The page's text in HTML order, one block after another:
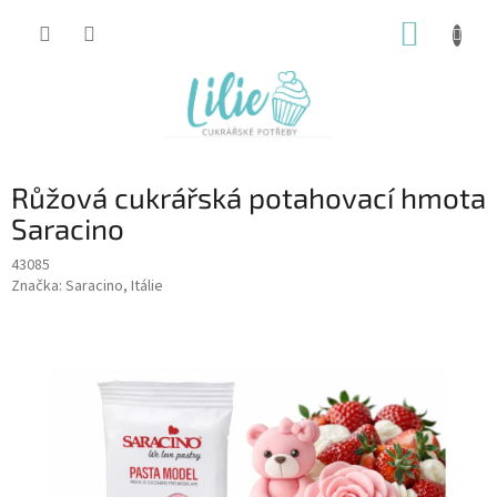
Růžová cukrářská potahovací hmota
Saracino
43085
Značka: Saracino, Itálie